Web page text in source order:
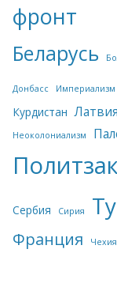
фронт
Беларусь
Донбасс Империализм
Курдистан Латвия
Неоколониализм
Сербия Сирия
Франция Чехия